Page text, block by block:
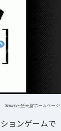
任天堂ホームページ
ョンゲームで